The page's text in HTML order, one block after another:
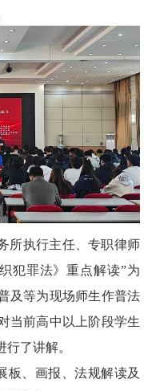
执行主任、专职律师
犯罪法》重点解读”为
及等为现场师生作普法
当前高中以上阶段学生
了讲解。
、画报、法规解读及